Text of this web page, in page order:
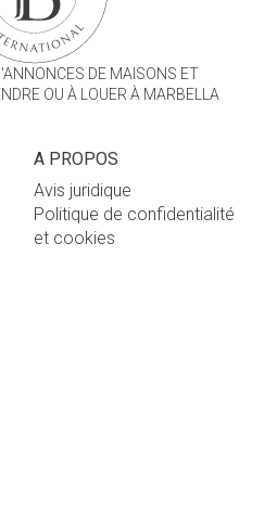
DE MAISONS ET
OU À LOUER À MARBELLA
A PROPOS
Avis juridique
Politique de confidentialité
et cookies